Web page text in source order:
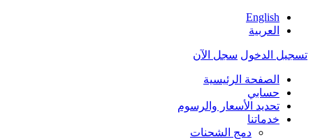
English
العربية
تسجيل الدخول سجل الآن
الصفحة الرئيسية
حسابي
تحديد الأسعار والرسوم
خدماتنا
دمج الشحنات